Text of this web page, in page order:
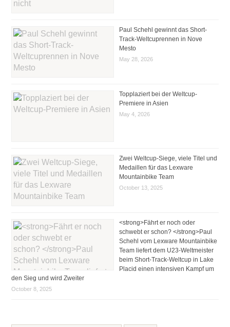
Paul Schehl gewinnt das Short-
Track-Weltcuprennen in Nove
Mesto
May 28, 2026
Topplaziert bei der Weltcup-
Premiere in Asien
May 4, 2026
Zwei Weltcup-Siege, viele Titel und
Medaillen für das Lexware
Mountainbike Team
October 13, 2025
<strong>Fährt er noch oder
schwebt er schon? </strong>Paul
Schehl vom Lexware Mountainbike
Team liefert dem U23-Weltmeister
beim Short-Track-Weltcup in Lake
Placid einen intensiven Kampf um
den Sieg und wird Zweiter
October 8, 2025